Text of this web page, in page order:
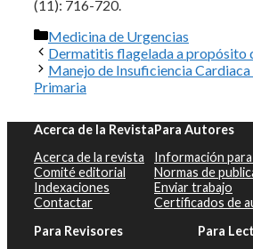
(11): 716-720.
Categorías
Medicina de Urgencias
Dermatitis flagelada a propósito
Manejo de Insuficiencia
Primaria
Acerca de la Revista
Acerca de la revista
Comité editorial
Indexaciones
Contactar
Para Autores
Información
Normas de
Enviar trabajo
Certificados de
Para Revisores
Para